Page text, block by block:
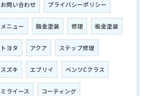
お問い合わせ プライバシーポリシー
メニュー 鈑金塗装 修理 板金塗装
トヨタ アクア ステップ修理
スズキ エブリイ ベンツCクラス
ミライース コーティング